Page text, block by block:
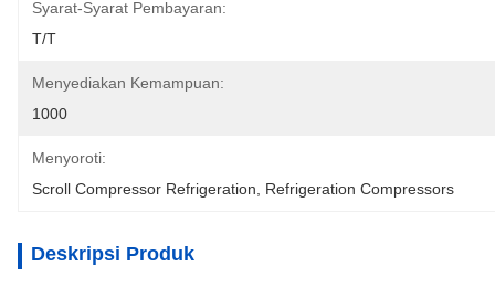
Syarat-Syarat Pembayaran:
T/T
Menyediakan Kemampuan:
1000
Menyoroti:
Scroll Compressor Refrigeration
Refrigeration Compressors
Deskripsi Produk